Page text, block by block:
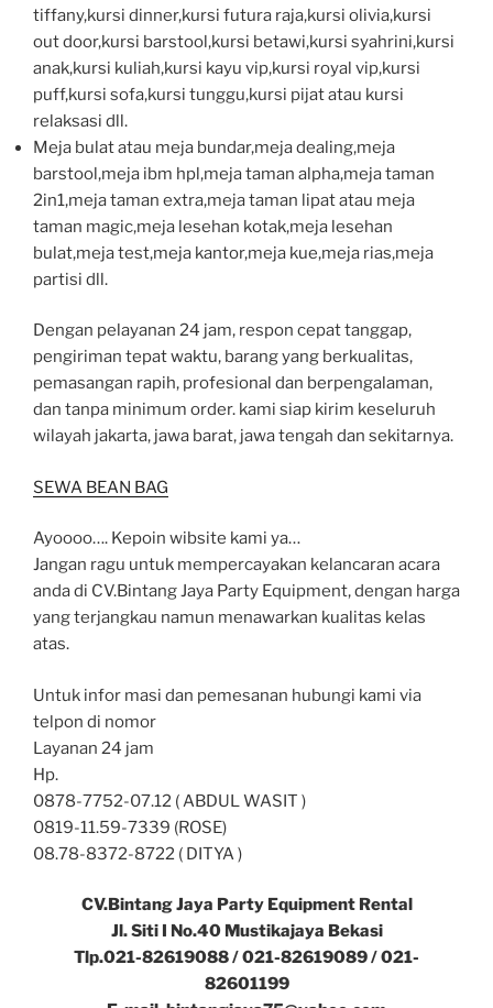
tiffany,kursi dinner,kursi futura raja,kursi olivia,kursi
out door,kursi barstool,kursi betawi,kursi syahrini,kursi
anak,kursi kuliah,kursi kayu vip,kursi royal vip,kursi
puff,kursi sofa,kursi tunggu,kursi pijat atau kursi
relaksasi dll.
Meja bulat atau meja bundar,meja dealing,meja
barstool,meja ibm hpl,meja taman alpha,meja taman
2in1,meja taman extra,meja taman lipat atau meja
taman magic,meja lesehan kotak,meja lesehan
bulat,meja test,meja kantor,meja kue,meja rias,meja
partisi dll.
Dengan pelayanan 24 jam, respon cepat tanggap,
pengiriman tepat waktu, barang yang berkualitas,
pemasangan rapih, profesional dan berpengalaman,
dan tanpa minimum order. kami siap kirim keseluruh
wilayah jakarta, jawa barat, jawa tengah dan sekitarnya.
SEWA BEAN BAG
Ayoooo…. Kepoin wibsite kami ya…
Jangan ragu untuk mempercayakan kelancaran acara
anda di CV.Bintang Jaya Party Equipment, dengan harga
yang terjangkau namun menawarkan kualitas kelas
atas.
Untuk infor masi dan pemesanan hubungi kami via
telpon di nomor
Layanan 24 jam
Hp.
0878-7752-07.12 ( ABDUL WASIT )
0819-11.59-7339 (ROSE)
08.78-8372-8722 ( DITYA )
CV.Bintang Jaya Party Equipment Rental
Jl. Siti I No.40 Mustikajaya Bekasi
Tlp.021-82619088 / 021-82619089 / 021-
82601199